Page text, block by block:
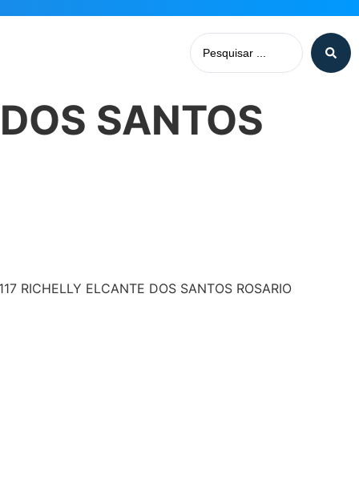
SANTOS
RICHELLY ELCANTE DOS SANTOS ROSARIO